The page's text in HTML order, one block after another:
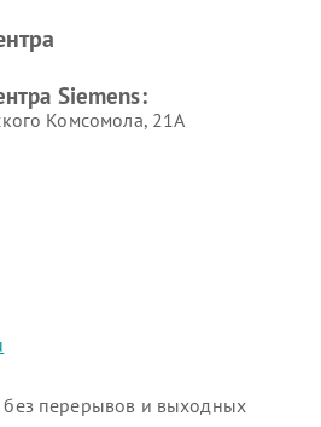
Siemens
Siemens
Siemens:
Комсомола, 21А
перерывов и выходных